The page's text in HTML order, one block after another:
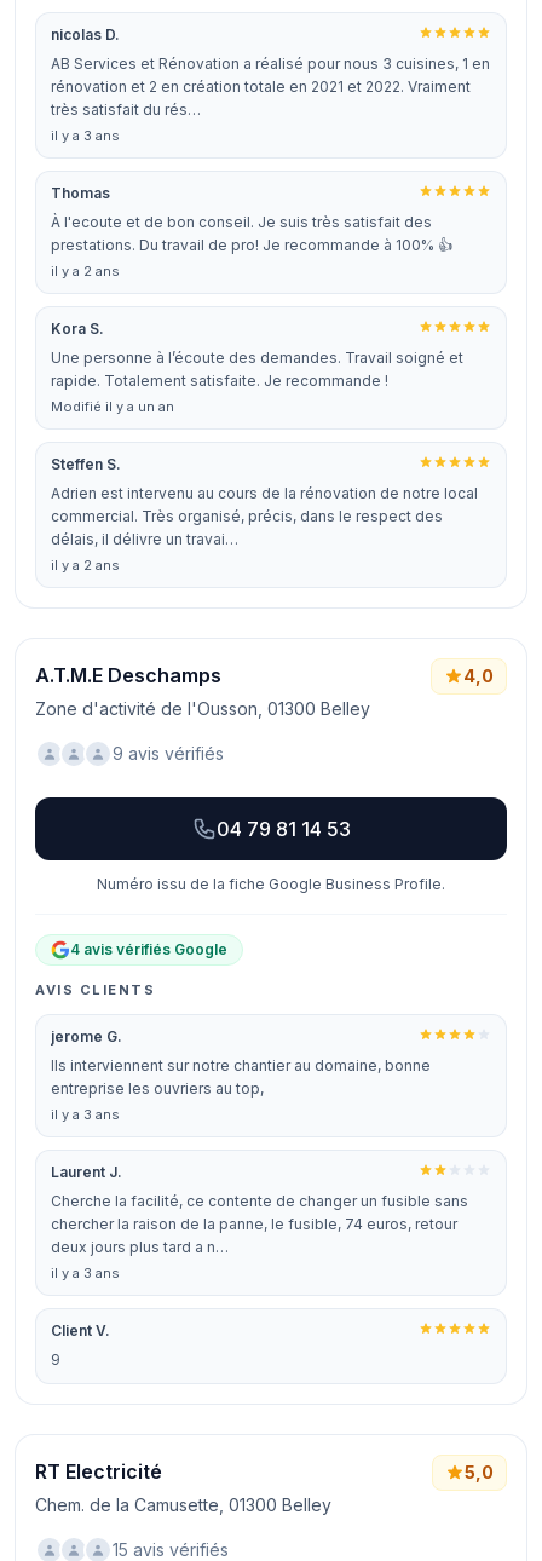
nicolas D.
AB Services et Rénovation a réalisé pour nous 3 cuisines, 1 en
rénovation et 2 en création totale en 2021 et 2022. Vraiment
très satisfait du rés…
il y a 3 ans
Thomas
À l'ecoute et de bon conseil. Je suis très satisfait des
prestations. Du travail de pro! Je recommande à 100% 👍
il y a 2 ans
Kora S.
Une personne à l’écoute des demandes. Travail soigné et
rapide. Totalement satisfaite. Je recommande !
Modifié il y a un an
Steffen S.
Adrien est intervenu au cours de la rénovation de notre local
commercial. Très organisé, précis, dans le respect des
délais, il délivre un travai…
il y a 2 ans
A.T.M.E Deschamps
Zone d'activité de l'Ousson, 01300 Belley
4,0
9 avis vérifiés
04 79 81 14 53
Numéro issu de la fiche Google Business Profile.
4 avis vérifiés Google
AVIS CLIENTS
jerome G.
Ils interviennent sur notre chantier au domaine, bonne
entreprise les ouvriers au top,
il y a 3 ans
Laurent J.
Cherche la facilité, ce contente de changer un fusible sans
chercher la raison de la panne, le fusible, 74 euros, retour
deux jours plus tard a n…
il y a 3 ans
Client V.
9
RT Electricité
Chem. de la Camusette, 01300 Belley
5,0
15 avis vérifiés